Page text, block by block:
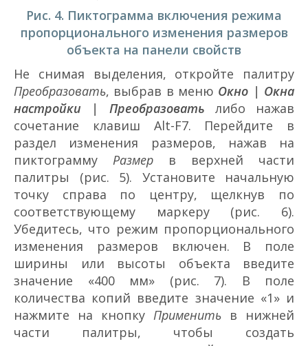
Рис. 4. Пиктограмма включения режима
пропорционального изменения размеров
объекта на панели свойств
Не снимая выделения, откройте палитру
Преобразовать, выбрав в меню Окно | Окна
настройки | Преобразовать либо нажав
сочетание клавиш Alt-F7. Перейдите в
раздел изменения размеров, нажав на
пиктограмму Размер в верхней части
палитры (рис. 5). Установите начальную
точку справа по центру, щелкнув по
соответствующему маркеру (рис. 6).
Убедитесь, что режим пропорционального
изменения размеров включен. В поле
ширины или высоты объекта введите
значение «400 мм» (рис. 7). В поле
количества копий введите значение «1» и
нажмите на кнопку Применить в нижней
части палитры, чтобы создать